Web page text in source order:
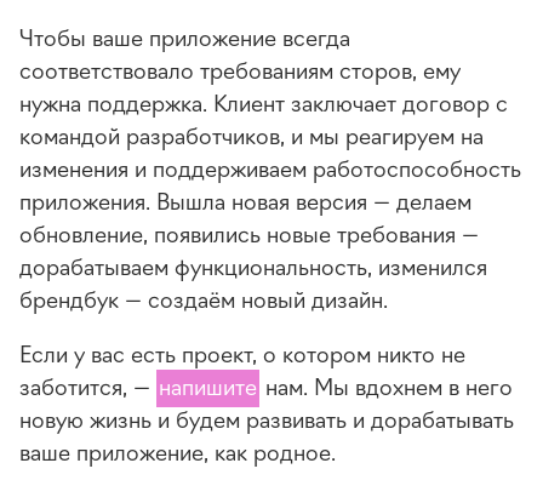
Чтобы ваше приложение всегда
соответствовало требованиям сторов, ему
нужна поддержка. Клиент заключает договор с
командой разработчиков, и мы реагируем на
изменения и поддерживаем работоспособность
приложения. Вышла новая версия — делаем
обновление, появились новые требования —
дорабатываем функциональность, изменился
брендбук — создаём новый дизайн.
Если у вас есть проект, о котором никто не
заботится, — напишите нам. Мы вдохнем в него
новую жизнь и будем развивать и дорабатывать
ваше приложение, как родное.